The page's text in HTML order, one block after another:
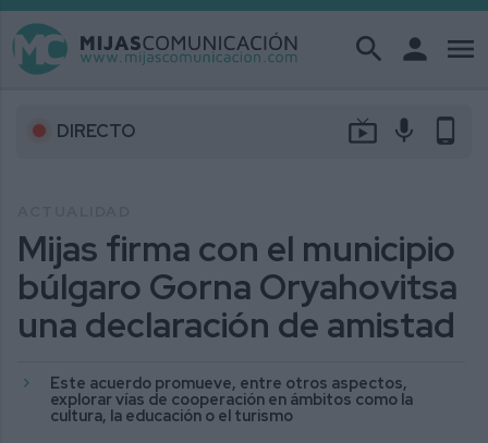
search person menu
DIRECTO live_tv mic phone_android
Mijas firma con el municipio
búlgaro Gorna Oryahovitsa
una declaración de amistad
Este acuerdo promueve, entre otros aspectos,
explorar vías de cooperación en ámbitos como la
cultura, la educación o el turismo